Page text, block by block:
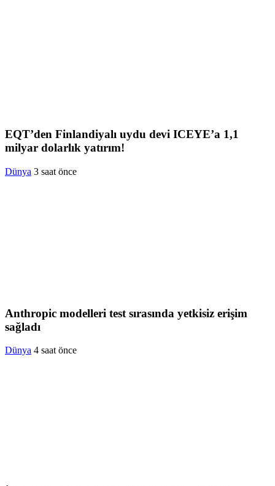
EQT’den Finlandiyalı uydu devi ICEYE’a 1,1
milyar dolarlık yatırım!
Dünya 3 saat önce
Anthropic modelleri test sırasında yetkisiz erişim
sağladı
Dünya 4 saat önce